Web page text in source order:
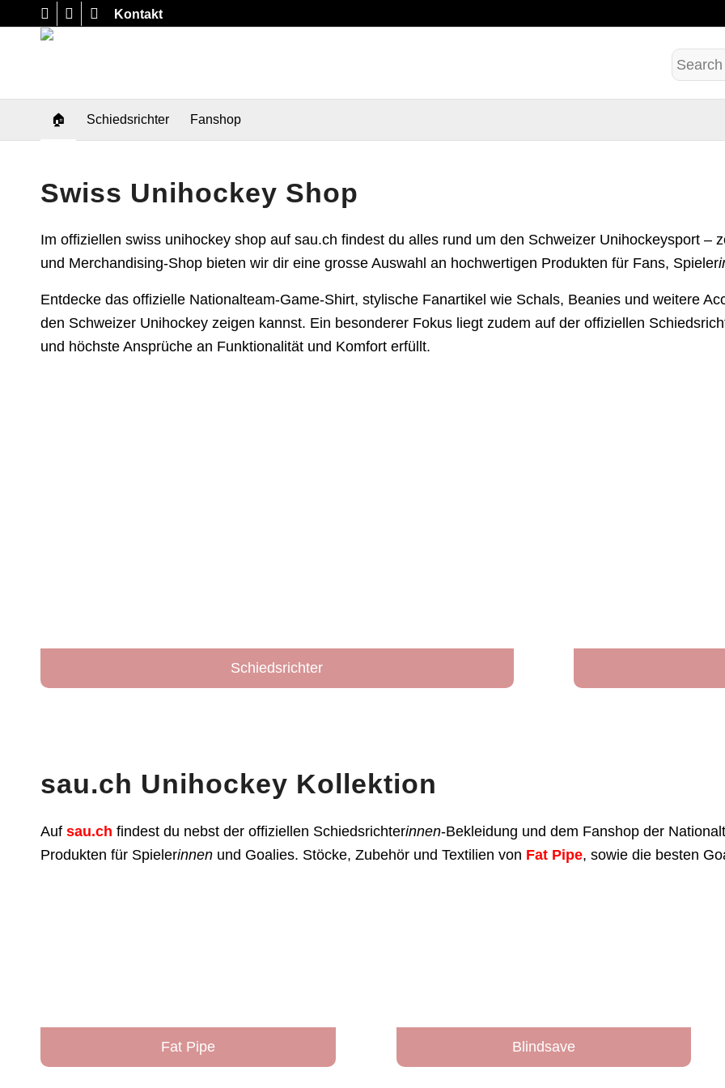
Kontakt
🏠 Schiedsrichter Fanshop
Swiss Unihockey Shop
Im offiziellen swiss unihockey shop auf sau.ch findest du alles rund um den Schweizer Unihockeysport –
und Merchandising-Shop bieten wir dir eine grosse Auswahl an hochwertigen Produkten für Fans, Spieler
Entdecke das offizielle Nationalteam-Game-Shirt, stylische Fanartikel wie Schals, Beanies und weitere
den Schweizer Unihockey zeigen kannst. Ein besonderer Fokus liegt zudem auf der offiziellen
und höchste Ansprüche an Funktionalität und Komfort erfüllt.
Schiedsrichter
sau.ch Unihockey Kollektion
Auf sau.ch findest du nebst der offiziellen Schiedsrichterinnen-Bekleidung und dem Fanshop der
Produkten für Spielerinnen und Goalies. Stöcke, Zubehör und Textilien von Fat Pipe, sowie die besten
Fat Pipe Blindsave